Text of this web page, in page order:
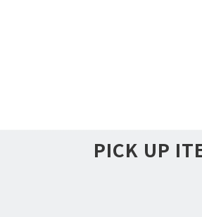
PICK UP